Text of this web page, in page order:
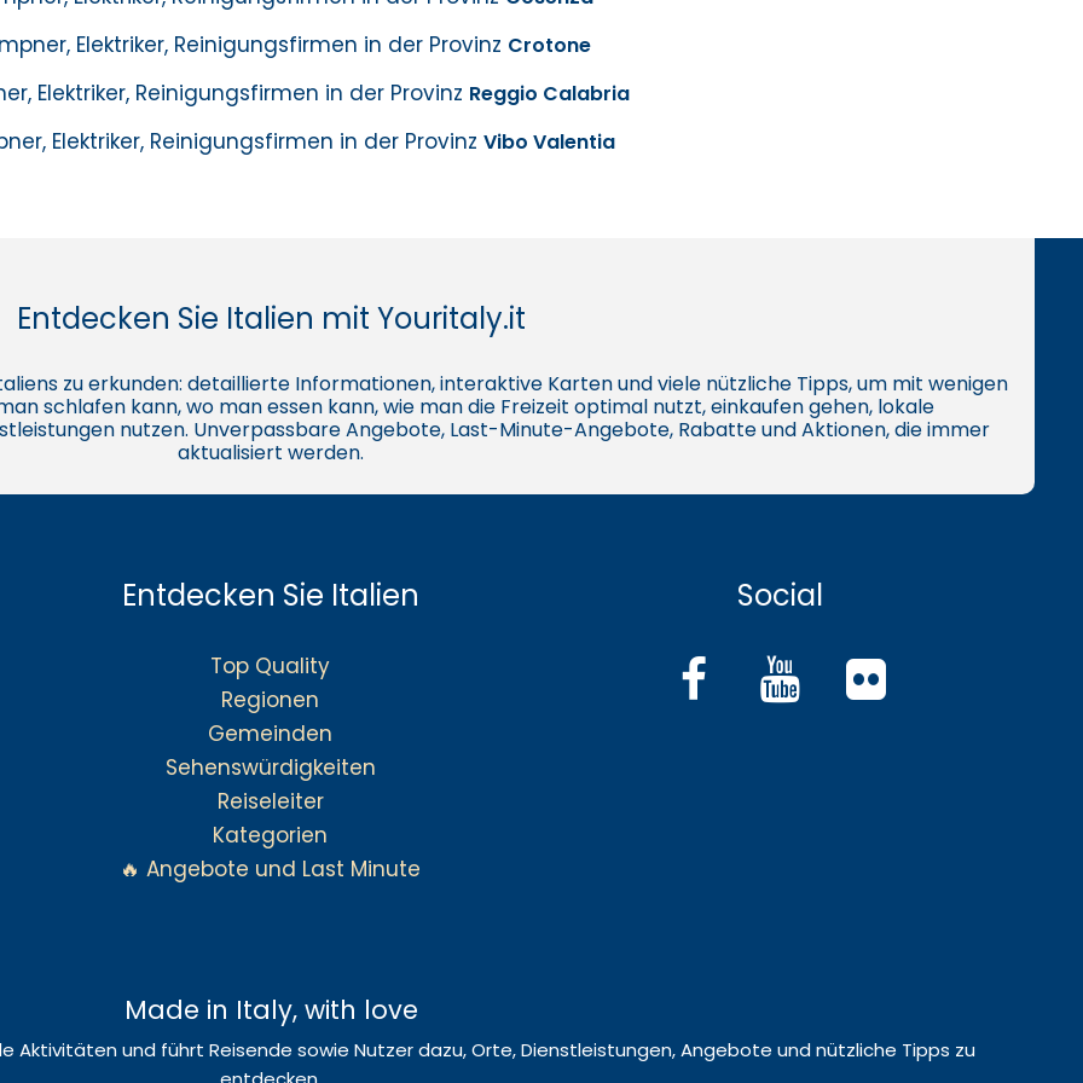
Elektriker, Reinigungsfirmen in der Provinz Crotone
Elektriker, Reinigungsfirmen in der Provinz Reggio Calabria
Elektriker, Reinigungsfirmen in der Provinz Vibo Valentia
Entdecken Sie Italien mit Youritaly.it
zu erkunden: detaillierte Informationen, interaktive Karten und viele nützliche Tipps, um mit wenigen
schlafen kann, wo man essen kann, wie man die Freizeit optimal nutzt, einkaufen gehen, lokale
nutzen. Unverpassbare Angebote, Last-Minute-Angebote, Rabatte und Aktionen, die immer
aktualisiert werden.
Entdecken Sie Italien
Top Quality
Regionen
Gemeinden
Sehenswürdigkeiten
Reiseleiter
Kategorien
🔥 Angebote und Last Minute
Social
Made in Italy, with love
Aktivitäten und führt Reisende sowie Nutzer dazu, Orte, Dienstleistungen, Angebote und nützliche Tipps zu